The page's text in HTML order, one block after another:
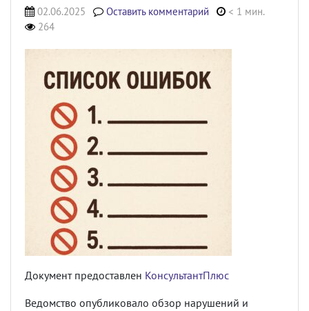
02.06.2025 Оставить комментарий
< 1 мин.
264
Документ предоставлен КонсультантПлюс
Ведомство опубликовало обзор нарушений и